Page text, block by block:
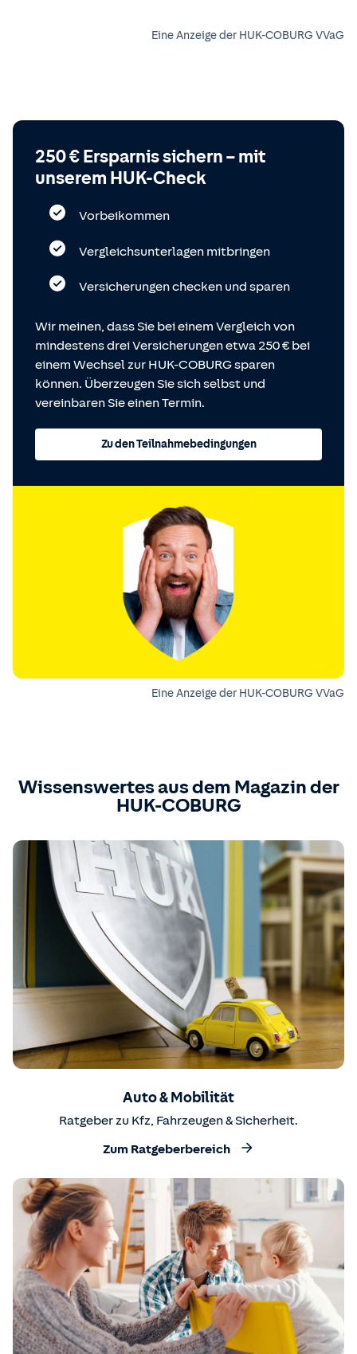
Eine Anzeige der HUK-COBURG VVaG
250 € Ersparnis sichern – mit
unserem HUK-Check
Vorbeikommen
Vergleichsunterlagen mitbringen
Versicherungen checken und sparen
Wir meinen, dass Sie bei einem Vergleich von
mindestens drei Versicherungen etwa 250 € bei
einem Wechsel zur HUK-COBURG sparen
können. Überzeugen Sie sich selbst und
vereinbaren Sie einen Termin.
Zu den Teilnahmebedingungen
Eine Anzeige der HUK-COBURG VVaG
Wissenswertes aus dem Magazin der
HUK-COBURG
Auto & Mobilität
Ratgeber zu Kfz, Fahrzeugen & Sicherheit.
Zum Ratgeberbereich